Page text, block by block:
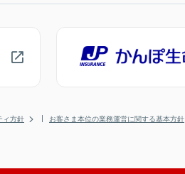
ィ方針 お客さま本位の業務運営に関する基本方針